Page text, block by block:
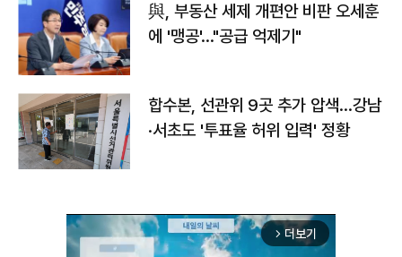
與, 부동산 세제 개편안 비판 오세훈
에 '맹공'…"공급 억제기"
합수본, 선관위 9곳 추가 압색…강남
·서초도 '투표율 허위 입력' 정황
arrow_forward_ios 더보기